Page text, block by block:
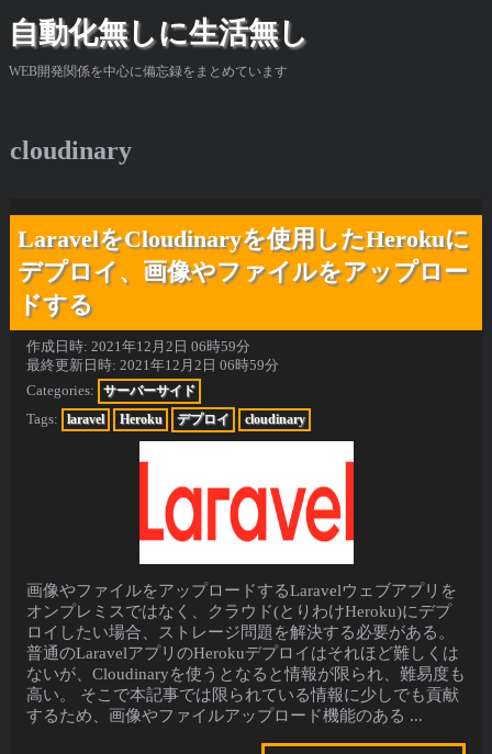
自動化無しに生活無し
WEB開発関係を中心に備忘録をまとめています
cloudinary
LaravelをCloudinaryを使用したHerokuに
デプロイ、画像やファイルをアップロー
ドする
作成日時: 2021年12月2日 06時59分
最終更新日時: 2021年12月2日 06時59分
Categories:
サーバーサイド
Tags:
laravel Heroku デプロイ cloudinary
画像やファイルをアップロードするLaravelウェブアプリを
オンプレミスではなく、クラウド(とりわけHeroku)にデプ
ロイしたい場合、ストレージ問題を解決する必要がある。
普通のLaravelアプリのHerokuデプロイはそれほど難しくは
ないが、Cloudinaryを使うとなると情報が限られ、難易度も
高い。 そこで本記事では限られている情報に少しでも貢献
するため、画像やファイルアップロード機能のある ...